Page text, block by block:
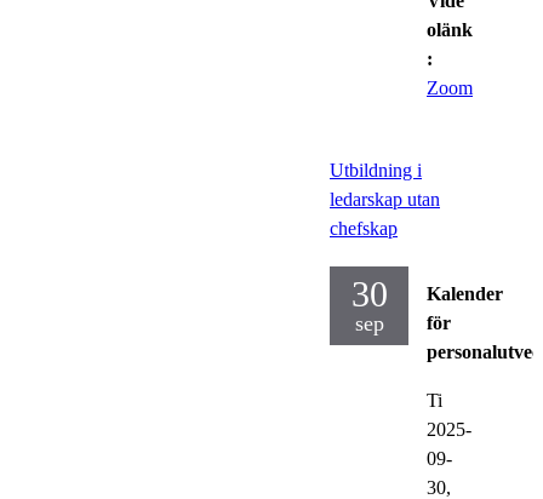
olänk
:
Zoom
Utbildning i
ledarskap utan
chefskap
30
sep
Kalender
för
Ti
2025-
09-
30,